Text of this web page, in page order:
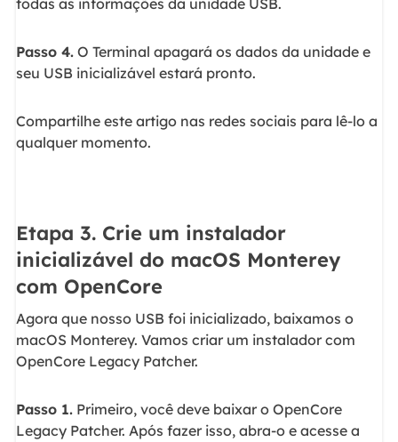
Passo 4.O Terminal apagará os dados da unidade e
seu USB inicializável estará pronto.
Compartilhe este artigo nas redes sociais para lê-lo a
qualquer momento.
Etapa 3. Crie um instalador
inicializável do macOS Monterey
com OpenCore
Agora que nosso USB foi inicializado, baixamos o
macOS Monterey. Vamos criar um instalador com
OpenCore Legacy Patcher.
Passo 1.Primeiro, você deve baixar o OpenCore
Legacy Patcher. Após fazer isso, abra-o e acesse a